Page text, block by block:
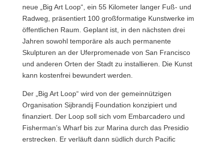
neue „Big Art Loop“, ein 55 Kilometer langer Fuß- und
Radweg, präsentiert 100 großformatige Kunstwerke im
öffentlichen Raum. Geplant ist, in den nächsten drei
Jahren sowohl temporäre als auch permanente
Skulpturen an der Uferpromenade von San Francisco
und anderen Orten der Stadt zu installieren. Die Kunst
kann kostenfrei bewundert werden.
Der „Big Art Loop“ wird von der gemeinnützigen
Organisation Sijbrandij Foundation konzipiert und
finanziert. Der Loop soll sich vom Embarcadero und
Fisherman’s Wharf bis zur Marina durch das Presidio
erstrecken. Er verläuft dann südlich durch Pacific